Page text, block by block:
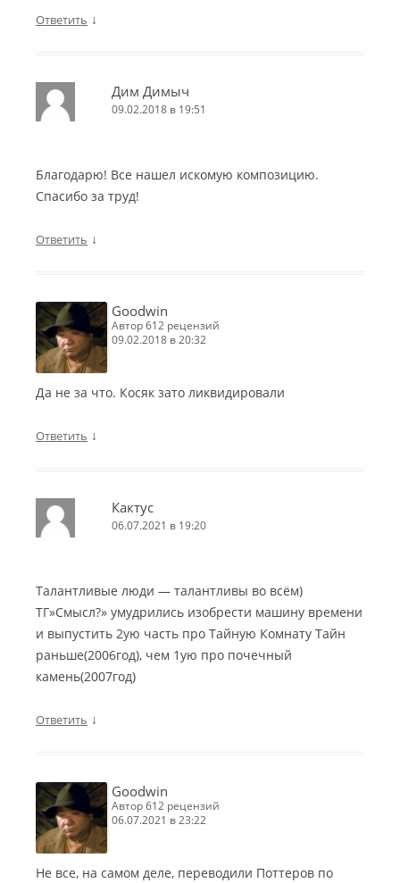
Ответить ↓
Дим Димыч
09.02.2018 в 19:51
Благодарю! Все нашел искомую композицию.
Спасибо за труд!
Ответить ↓
Goodwin
автор 612 рецензий
09.02.2018 в 20:32
Да не за что. Косяк зато ликвидировали
Ответить ↓
Кактус
06.07.2021 в 19:20
Талантливые люди — талантливы во всём)
ТГ»Смысл?» умудрились изобрести машину времени
и выпустить 2ую часть про Тайную Комнату Тайн
раньше(2006год), чем 1ую про почечный
камень(2007год)
Ответить ↓
Goodwin
автор 612 рецензий
06.07.2021 в 23:22
Не все, на самом деле, переводили Поттеров по